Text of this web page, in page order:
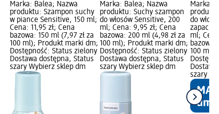
Marka: Balea; Nazwa
produktu: Szampon suchy
w piance Sensitive, 150 ml;
Cena: 11,95 zł; Cena
bazowa: 150 ml (7,97 zł za
100 ml); Produkt marki dm;
Dostępność: Status zielony
Dostawa dostępna, Status
szary Wybierz sklep dm
Marka: Balea; Nazwa
produktu: Suchy szampon
do włosów Sensitive, 200
ml; Cena: 9,95 zł; Cena
bazowa: 200 ml (4,98 zł za
100 ml); Produkt marki dm;
Dostępność: Status zielony
Dostawa dostępna, Status
szary Wybierz sklep dm
Marka:
do
ml;
bazowa:
100 ml);
szary